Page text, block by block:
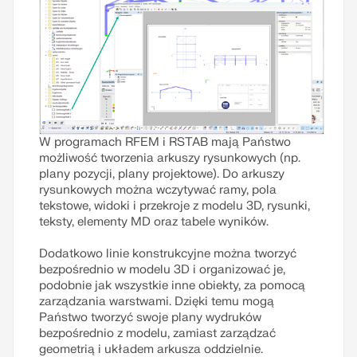
W programach RFEM i RSTAB mają Państwo
możliwość tworzenia arkuszy rysunkowych (np.
plany pozycji, plany projektowe). Do arkuszy
rysunkowych można wczytywać ramy, pola
tekstowe, widoki i przekroje z modelu 3D, rysunki,
teksty, elementy MD oraz tabele wyników.
Dodatkowo linie konstrukcyjne można tworzyć
bezpośrednio w modelu 3D i organizować je,
podobnie jak wszystkie inne obiekty, za pomocą
zarządzania warstwami. Dzięki temu mogą
Państwo tworzyć swoje plany wydruków
bezpośrednio z modelu, zamiast zarządzać
geometrią i układem arkusza oddzielnie.